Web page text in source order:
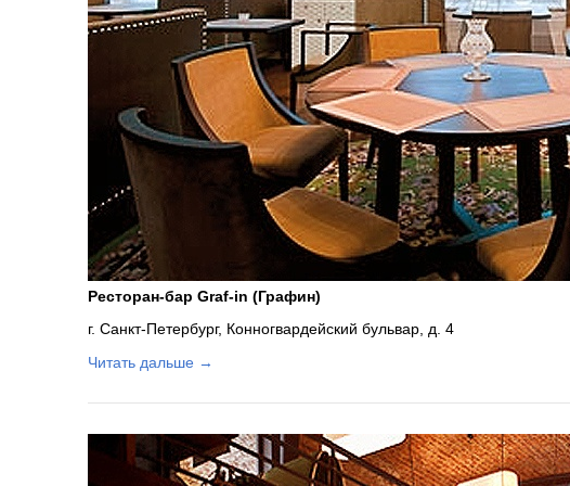
Ресторан-бар Graf-in (Графин)
г. Санкт-Петербург, Конногвардейский бульвар, д. 4
Читать дальше →